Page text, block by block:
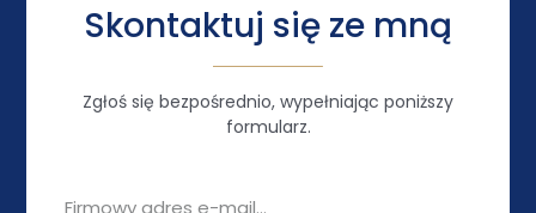
Skontaktuj się ze mną
Zgłoś się bezpośrednio, wypełniając poniższy
formularz.